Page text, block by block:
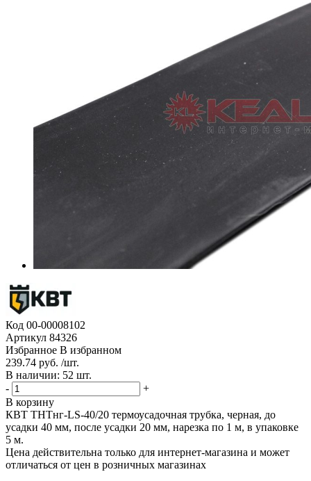
Код 00-00008102
Артикул 84326
Избранное В избранном
239.74 руб. /шт.
В наличии: 52 шт.
-
+
В корзину
КВТ ТНТнг-LS-40/20 термоусадочная трубка, черная, до
усадки 40 мм, после усадки 20 мм, нарезка по 1 м, в упаковке
5 м.
Цена действительна только для интернет-магазина и может
отличаться от цен в розничных магазинах